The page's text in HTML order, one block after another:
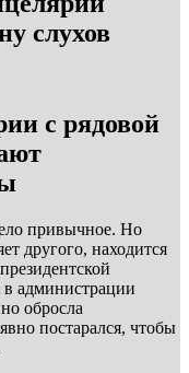
слухов
с рядовой
привычное. Но
другого, находится
администрации
обросла
постарался, чтобы